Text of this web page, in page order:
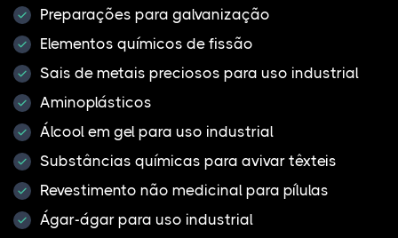
Preparações para galvanização
Elementos químicos de fissão
Sais de metais preciosos para uso industrial
Aminoplásticos
Álcool em gel para uso industrial
Substâncias químicas para avivar têxteis
Revestimento não medicinal para pílulas
Ágar-ágar para uso industrial